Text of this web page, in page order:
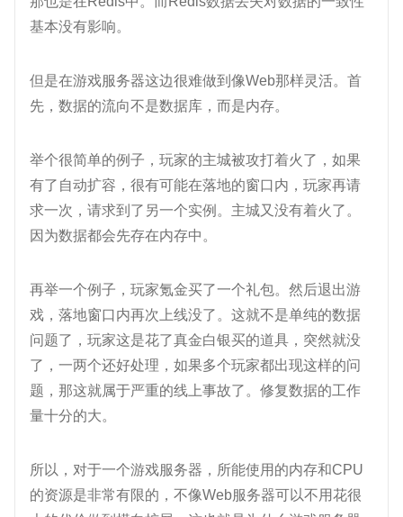
基本没有影响。
但是在游戏服务器这边很难做到像Web那样灵活。首
先，数据的流向不是数据库，而是内存。
举个很简单的例子，玩家的主城被攻打着火了，如果
有了自动扩容，很有可能在落地的窗口内，玩家再请
求一次，请求到了另一个实例。主城又没有着火了。
因为数据都会先存在内存中。
再举一个例子，玩家氪金买了一个礼包。然后退出游
戏，落地窗口内再次上线没了。这就不是单纯的数据
问题了，玩家这是花了真金白银买的道具，突然就没
了，一两个还好处理，如果多个玩家都出现这样的问
题，那这就属于严重的线上事故了。修复数据的工作
量十分的大。
所以，对于一个游戏服务器，所能使用的内存和CPU
的资源是非常有限的，不像Web服务器可以不用花很